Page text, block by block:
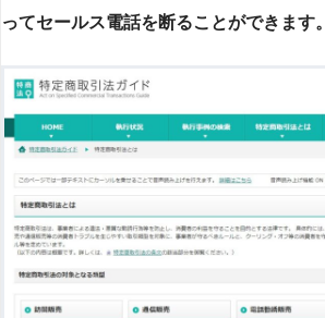
ってセールス電話を断ることができます。